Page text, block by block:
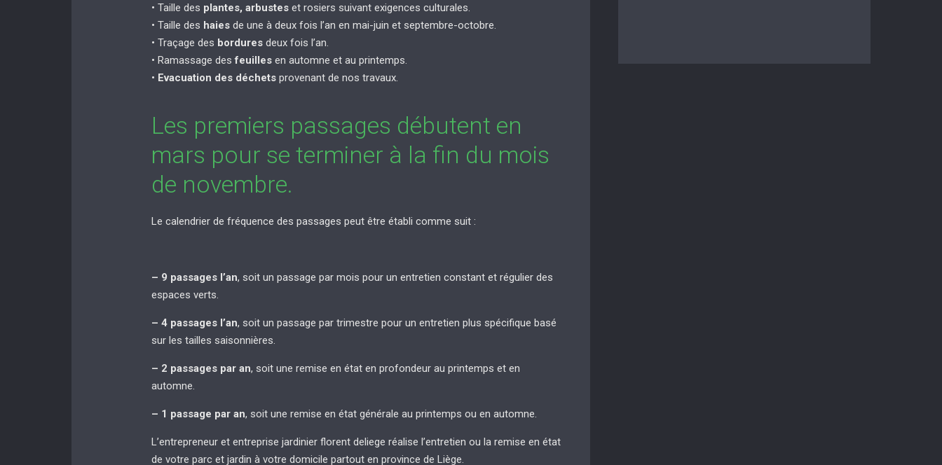
• Taille des plantes, arbusteset rosiers suivant exigences culturales.
• Taille des haiesde une à deux fois l’an en mai-juin et septembre-octobre.
• Traçage des borduresdeux fois l’an.
• Ramassage desfeuillesen automne et au printemps.
• Evacuation des déchetsprovenant de nos travaux.
Les premiers passages débutent en
mars pour se terminer à la fin du mois
de novembre.
Le calendrier de fréquence des passages peut être établi comme suit :
– 9 passages l’an, soit un passage par mois pour un entretien constant et régulier des
espaces verts.
– 4 passages l’an, soit un passage par trimestre pour un entretien plus spécifique basé
sur les tailles saisonnières.
– 2 passages par an, soit une remise en état en profondeur au printemps et en
automne.
– 1 passage par an, soit une remise en état générale au printemps ou en automne.
L’entrepreneur et entreprise jardinier florent deliege réalise l’entretien ou la remise en état
de votre parc et jardin à votre domicile partout en province de Liège.